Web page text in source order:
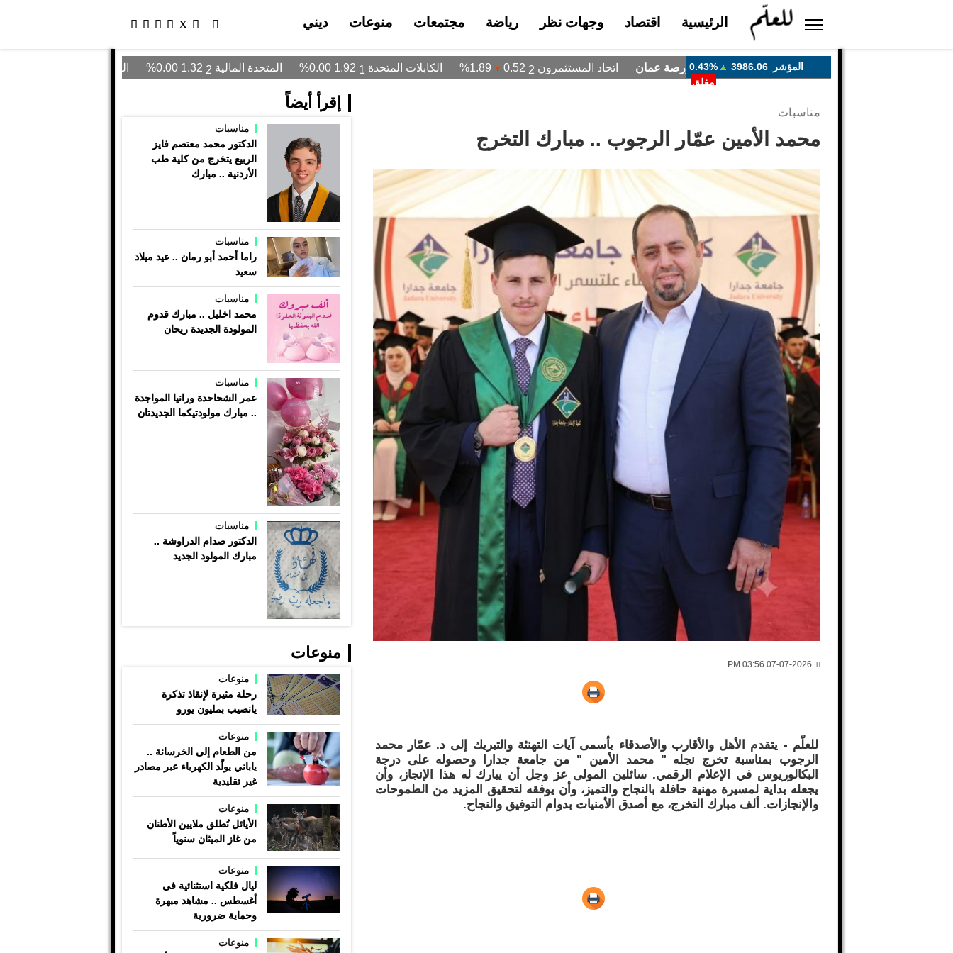
الرئيسية اقتصاد وجهات نظر رياضة مجتمعات منوعات ديني
مناسبات
محمد الأمين عمّار الرجوب .. مبارك التخرج
للعلّم - يتقدم الأهل والأقارب والأصدقاء بأسمى آيات التهنئة والتبريك إلى د. عمّار محمد
الرجوب بمناسبة تخرج نجله " محمد الأمين " من جامعة جدارا وحصوله على درجة
البكالوريوس في الإعلام الرقمي. سائلين المولى عز وجل أن يبارك له هذا الإنجاز، وأن
يجعله بداية لمسيرة مهنية حافلة بالنجاح والتميز، وأن يوفقه لتحقيق المزيد من الطموحات
والإنجازات. ألف مبارك التخرج، مع أصدق الأمنيات بدوام التوفيق والنجاح.
إقرأ أيضاً
مناسبات
الدكتور محمد معتصم فايز
الربيع يتخرج من كلية طب
الأردنية .. مبارك
مناسبات
راما أحمد أبو رمان .. عيد ميلاد
سعيد
مناسبات
محمد اخليل .. مبارك قدوم
المولودة الجديدة ريحان
مناسبات
عمر الشحاحدة ورانيا المواجدة
.. مبارك مولودتيكما الجديدتان
مناسبات
الدكتور صدام الدراوشة ..
مبارك المولود الجديد
منوعات
منوعات
رحلة مثيرة لإنقاذ تذكرة
يانصيب بمليون يورو
منوعات
من الطعام إلى الخرسانة ..
ياباني يولّد الكهرباء عبر مصادر
غير تقليدية
منوعات
الأيائل تُطلق ملايين الأطنان
من غاز الميثان سنوياً
منوعات
ليال فلكية استثنائية في
أغسطس .. مشاهد مبهرة
وحماية ضرورية
منوعات